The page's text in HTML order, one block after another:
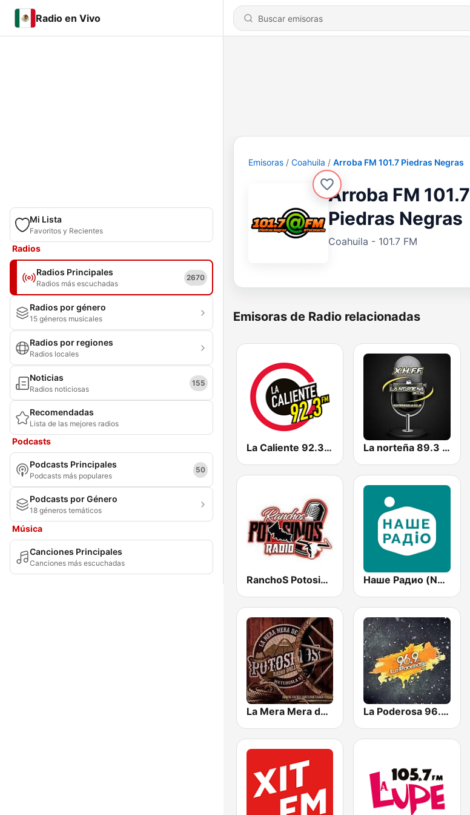
Radio en Vivo
Mi Lista
Favoritos y Recientes
Radios
Radios Principales
Radios más escuchadas
2670
Radios por género
15 géneros musicales
Radios por regiones
Radios locales
Noticias
Radios noticiosas
155
Recomendadas
Lista de las mejores radios
Podcasts
Podcasts Principales
Podcasts más populares
50
Podcasts por Género
18 géneros temáticos
Música
Canciones Principales
Canciones más escuchadas
Emisoras Coahuila Arroba FM 101.7 Piedras Negras
Arroba FM 101.7
Piedras Negras
Coahuila - 101.7 FM
Emisoras de Radio relacionadas
La Caliente 92.3 FM | Torreón La norteña 89.3 FM
RanchoS PotosinoS Radio Наше Радио (Nashe Radio) 107.9
La Mera Mera de Matehuala La Poderosa 96.9 FM